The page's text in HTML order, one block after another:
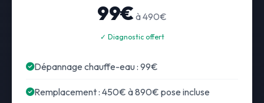
99€ à 490€
✓ Diagnostic offert
Dépannage chauffe-eau : 99€
Remplacement : 450€ à 890€ pose incluse